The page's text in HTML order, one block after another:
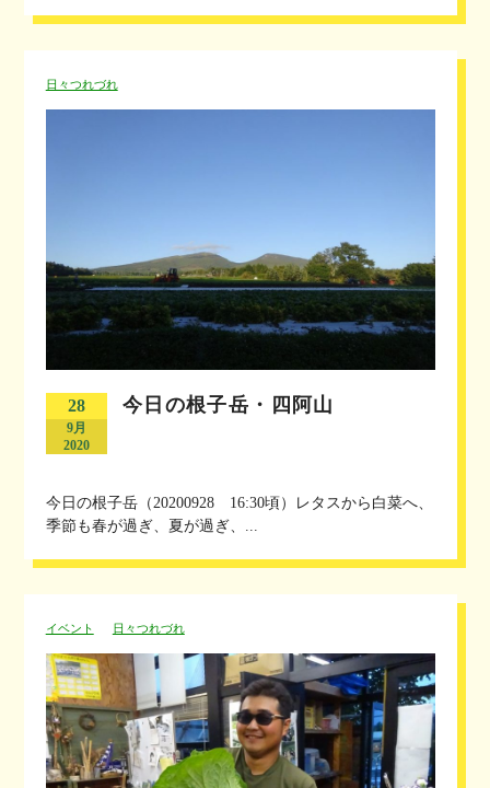
日々つれづれ
28
9月
2020
今日の根子岳・四阿山
今日の根子岳（20200928 16:30頃）レタスから白菜へ、
季節も春が過ぎ、夏が過ぎ、...
イベント 日々つれづれ